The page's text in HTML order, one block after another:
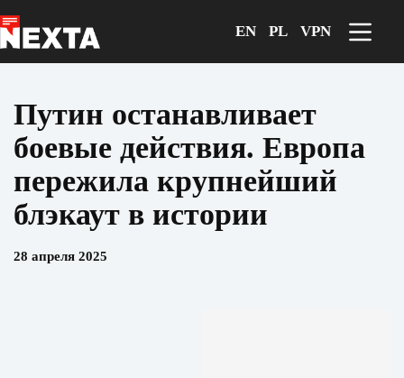
к
сути
EN PL VPN
Путин останавливает
боевые действия. Европа
пережила крупнейший
блэкаут в истории
28 апреля 2025